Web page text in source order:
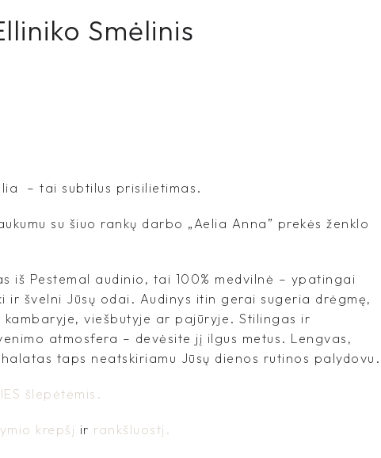
Smėlinis
– tai subtilus prisilietimas.
su šiuo rankų darbo „Aelia Anna” prekės ženklo
iš Pestemal audinio, tai 100% medvilnė – ypatingai
ir švelni Jūsų odai. Audinys itin gerai sugeria drėgmę,
viešbutyje ar pajūryje. Stilingas ir
atmosfera – devėsite jį ilgus metus. Lengvas,
taps neatskiriamu Jūsų dienos rutinos palydovu.
šlepėtėmis.
krepšį ir rankšluostį.